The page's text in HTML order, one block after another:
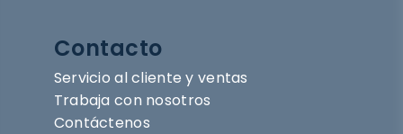
Contacto
Servicio al cliente y ventas
Trabaja con nosotros
Contáctenos